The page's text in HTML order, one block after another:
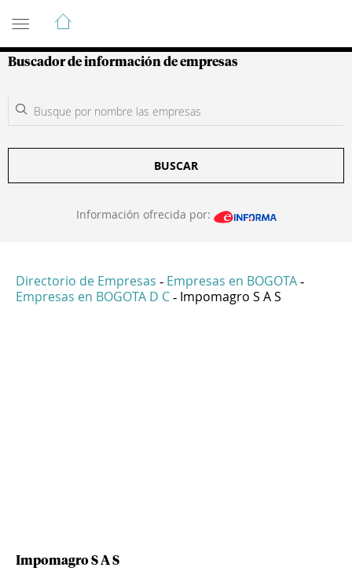
Guía de Empresas Colombianas
Buscador de información de empresas
BUSCAR
Información ofrecida por:
Directorio de Empresas - Empresas en BOGOTA -
Empresas en BOGOTA D C - Impomagro S A S
Impomagro S A S